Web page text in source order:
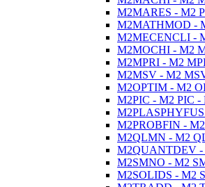
M2MARES - M2
M2MATHMOD -
M2MECENCLI -
M2MOCHI - M2
M2MPRI - M2
M2MSV - M2
M2OPTIM - M2
M2PIC - M2 PIC -
M2PLASPHYFUS
M2PROBFIN - M2
M2QLMN - M2
M2QUANTDEV -
M2SMNO - M2
M2SOLIDS - M2